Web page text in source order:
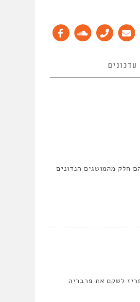
עדכונים
חלק מהמושגים הנדונים
לשקם את פרבריה